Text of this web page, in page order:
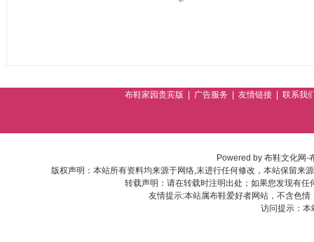
布鞋家园贵宾版 广告服务 友情链接 联系我
Powered by 布鞋文化网-
版权声明：本站所有资料均来源于网络,末进行任何修改，本站保留来
转载声明：请在转载时注明出处；如果您发现有
友情提示:本站属布鞋爱好者网站，不含色
访问提示：